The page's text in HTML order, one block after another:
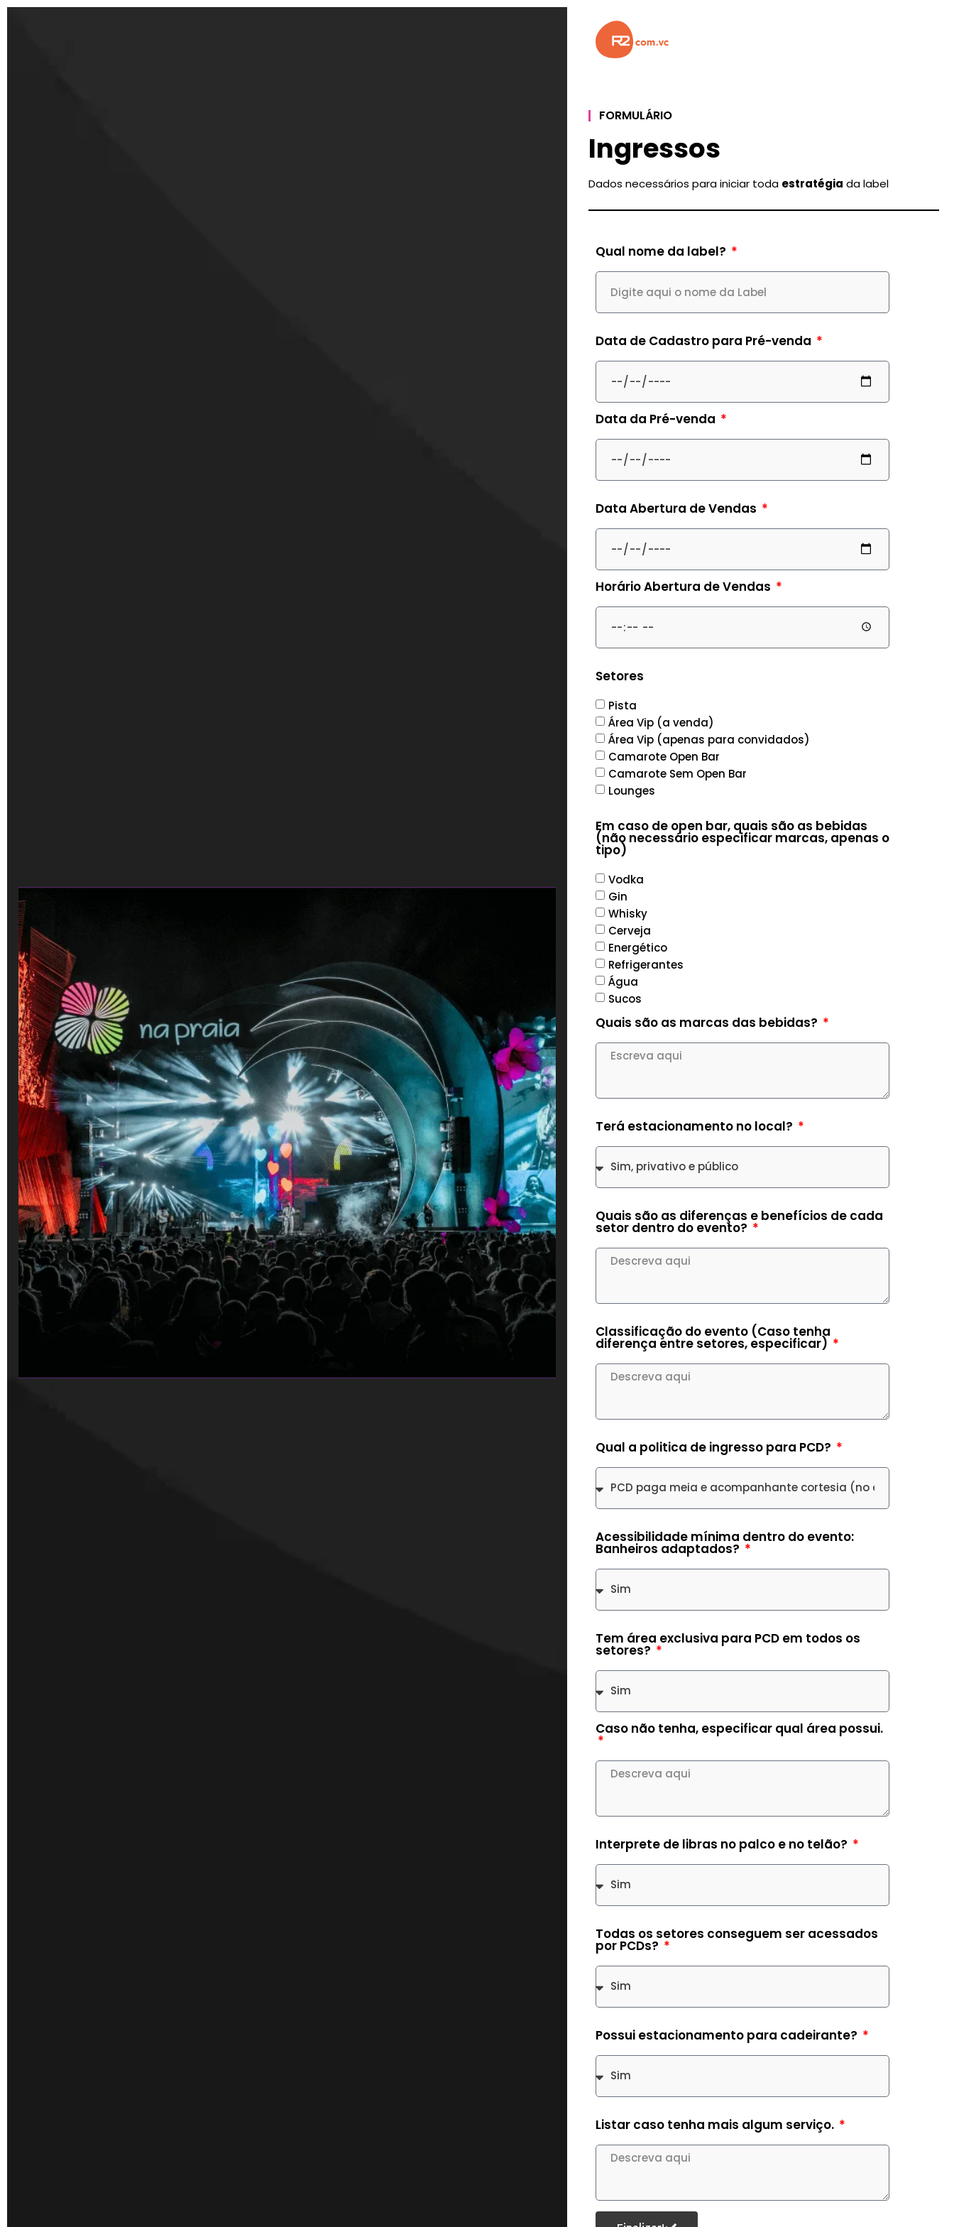
to
Vintage is a
Festival
FORMULÁRIO
Ingressos
Dados necessários para iniciar toda estratégia da label
Qual nome da label?
Data de Cadastro para Pré-venda
Data da Pré-venda
Data Abertura de Vendas
Horário Abertura de Vendas
Setores
Pista
Área Vip (a venda)
Área Vip (apenas para convidados)
Camarote Open Bar
Camarote Sem Open Bar
Lounges
Em caso de open bar, quais são as bebidas
(não necessário especificar marcas, apenas o
tipo)
Vodka
Gin
Whisky
Cerveja
Energético
Refrigerantes
Água
Sucos
Quais são as marcas das bebidas?
Terá estacionamento no local?
Quais são as diferenças e benefícios de cada
setor dentro do evento?
Classificação do evento (Caso tenha
diferença entre setores, especificar)
Qual a politica de ingresso para PCD?
Acessibilidade mínima dentro do evento:
Banheiros adaptados?
Tem área exclusiva para PCD em todos os
setores?
Caso não tenha, especificar qual área possui.
Interprete de libras no palco e no telão?
Todas os setores conseguem ser acessados
por PCDs?
Possui estacionamento para cadeirante?
Listar caso tenha mais algum serviço.